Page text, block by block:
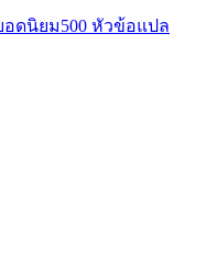
อดนิยม500 หัวข้อแปล